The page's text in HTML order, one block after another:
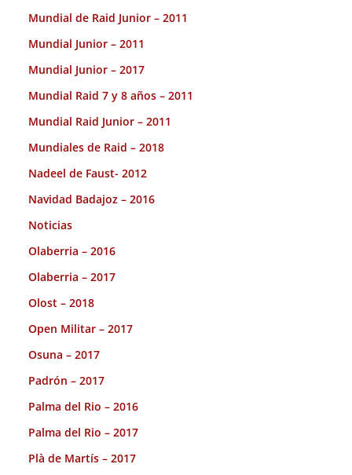
Mundial de Raid Junior – 2011
Mundial Junior – 2011
Mundial Junior – 2017
Mundial Raid 7 y 8 años – 2011
Mundial Raid Junior – 2011
Mundiales de Raid – 2018
Nadeel de Faust- 2012
Navidad Badajoz – 2016
Noticias
Olaberria – 2016
Olaberria – 2017
Olost – 2018
Open Militar – 2017
Osuna – 2017
Padrón – 2017
Palma del Rio – 2016
Palma del Rio – 2017
Plà de Martís – 2017